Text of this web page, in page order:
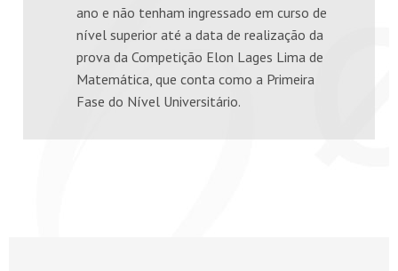
ano e não tenham ingressado em curso de
nível superior até a data de realização da
prova da Competição Elon Lages Lima de
Matemática, que conta como a Primeira
Fase do Nível Universitário.